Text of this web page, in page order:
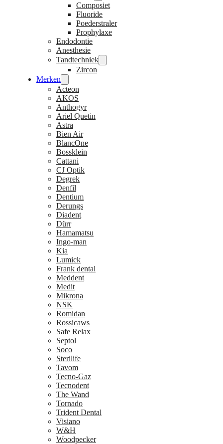
Composiet
Fluoride
Poederstraler
Prophylaxe
Endodontie
Anesthesie
Tandtechniek
Zircon
Merken
Acteon
AKOS
Anthogyr
Ariel Quetin
Astra
Bien Air
BlancOne
Bossklein
Cattani
CJ Optik
Degrek
Denfil
Dentium
Derungs
Diadent
Dürr
Hamamatsu
Ingo-man
Kia
Lumick
Frank dental
Meddent
Medit
Mikrona
NSK
Romidan
Rossicaws
Safe Relax
Septol
Soco
Sterilife
Tavom
Tecno-Gaz
Tecnodent
The Wand
Tornado
Trident Dental
Visiano
W&H
Woodpecker